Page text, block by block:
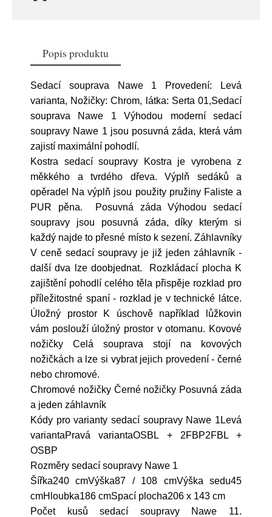
Popis produktu
Sedací souprava Nawe 1 Provedení: Levá
varianta, Nožičky: Chrom, látka: Serta 01,Sedací
souprava Nawe 1 Výhodou moderní sedací
soupravy Nawe 1 jsou posuvná záda, která vám
zajistí maximální pohodlí.
Kostra sedací soupravy Kostra je vyrobena z
měkkého a tvrdého dřeva. Výplň sedáků a
opěradel Na výplň jsou použity pružiny Faliste a
PUR pěna. Posuvná záda Výhodou sedací
soupravy jsou posuvná záda, díky kterým si
každý najde to přesné místo k sezení. Záhlavníky
V ceně sedací soupravy je již jeden záhlavník -
další dva lze doobjednat. Rozkládací plocha K
zajištění pohodlí celého těla přispěje rozklad pro
příležitostné spaní - rozklad je v technické látce.
Úložný prostor K úschově například lůžkovin
vám poslouží úložný prostor v otomanu. Kovové
nožičky Celá souprava stojí na kovových
nožičkách a lze si vybrat jejich provedení - černé
nebo chromové.
Chromové nožičky Černé nožičky Posuvná záda
a jeden záhlavník
Kódy pro varianty sedací soupravy Nawe 1Levá
variantaPravá variantaOSBL + 2FBP2FBL +
OSBP
Rozměry sedací soupravy Nawe 1
Šířka240 cmVýška87 / 108 cmVýška sedu45
cmHloubka186 cmSpací plocha206 x 143 cm
Počet kusů sedací soupravy Nawe 11.